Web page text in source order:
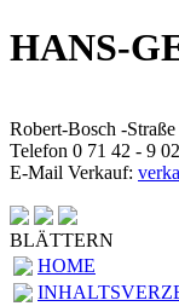
HANS-
Robert-Bosch -
Telefon 0 71 42 - 9
E-Mail Verkauf:
BLÄTTERN
HOME